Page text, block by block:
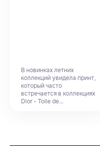
В новинках летних
коллекций увидела принт,
который часто
встречается в коллекциях
Dior - Toile de...